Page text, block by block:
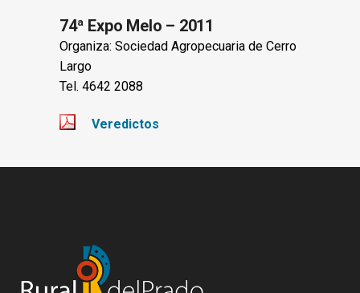
74ª Expo Melo – 2011
Organiza: Sociedad Agropecuaria de Cerro
Largo
Tel. 4642 2088
Veredictos